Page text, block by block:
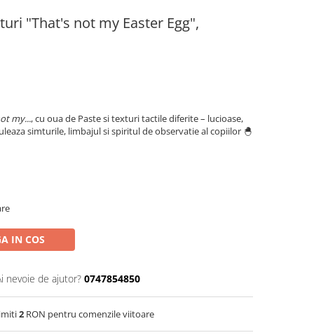
"That's not my Easter Egg",
my..., cu oua de Paste si texturi tactile diferite – lucioase,
simturile, limbajul si spiritul de observatie al copiilor 🐣
IN COS
nevoie de ajutor? 0747854850
2 RON pentru comenzile viitoare